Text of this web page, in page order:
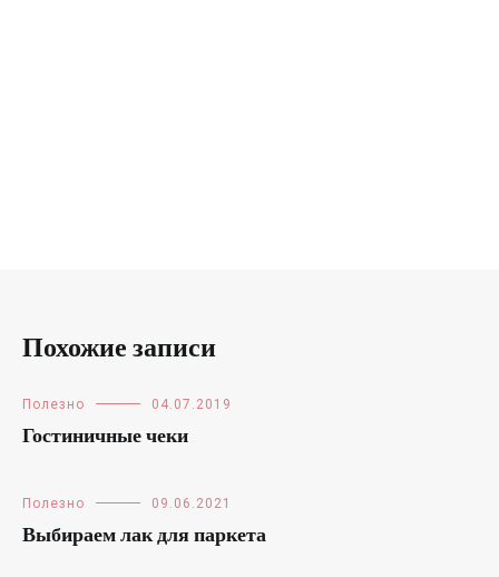
Похожие записи
Полезно 04.07.2019
Гостиничные чеки
Полезно 09.06.2021
Выбираем лак для паркета